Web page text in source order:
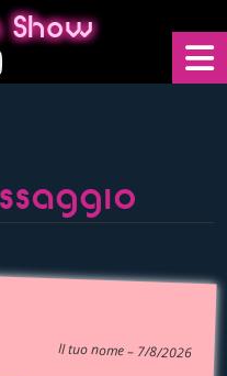
Show
Il tuo nome – 7/8/2026